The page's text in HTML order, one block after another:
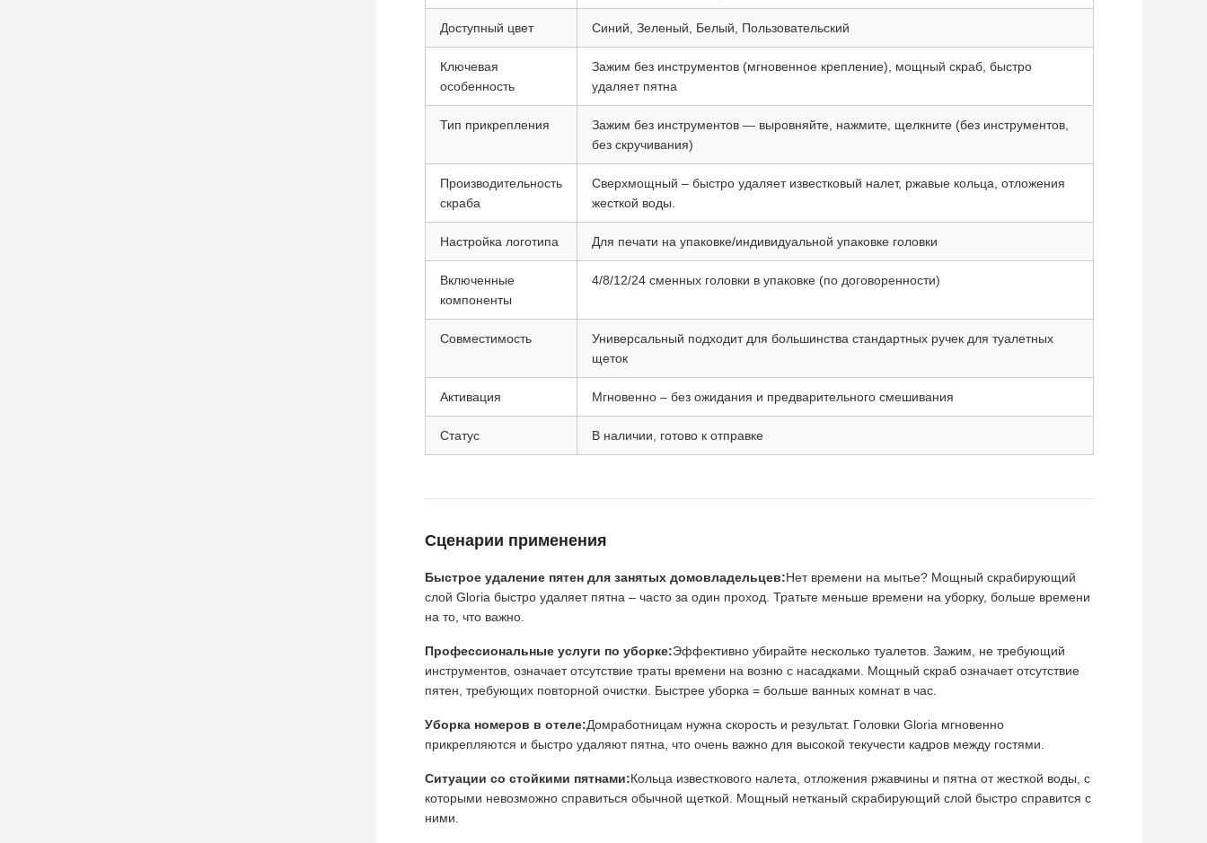
Доступный цвет Синий, Зеленый, Белый, Пользовательский
Ключевая
особенность
Зажим без инструментов (мгновенное крепление), мощный скраб, быстро
удаляет пятна
Тип прикрепления
Зажим без инструментов — выровняйте, нажмите, щелкните (без инструментов,
без скручивания)
Производительность
скраба
Сверхмощный – быстро удаляет известковый налет, ржавые кольца, отложения
жесткой воды.
Настройка логотипа Для печати на упаковке/индивидуальной упаковке головки
Включенные
компоненты
4/8/12/24 сменных головки в упаковке (по договоренности)
Совместимость
Универсальный подходит для большинства стандартных ручек для туалетных
щеток
Активация Мгновенно – без ожидания и предварительного смешивания
Статус В наличии, готово к отправке
Сценарии применения
Быстрое удаление пятен для занятых домовладельцев:Нет времени на мытье? Мощный скрабирующий
слой Gloria быстро удаляет пятна – часто за один проход. Тратьте меньше времени на уборку, больше времени
на то, что важно.
Профессиональные услуги по уборке:Эффективно убирайте несколько туалетов. Зажим, не требующий
инструментов, означает отсутствие траты времени на возню с насадками. Мощный скраб означает отсутствие
пятен, требующих повторной очистки. Быстрее уборка = больше ванных комнат в час.
Уборка номеров в отеле:Домработницам нужна скорость и результат. Головки Gloria мгновенно
прикрепляются и быстро удаляют пятна, что очень важно для высокой текучести кадров между гостями.
Ситуации со стойкими пятнами:Кольца известкового налета, отложения ржавчины и пятна от жесткой воды, с
которыми невозможно справиться обычной щеткой. Мощный нетканый скрабирующий слой быстро справится с
ними.